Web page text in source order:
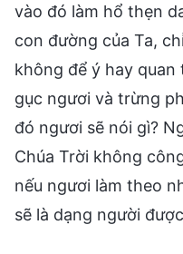
vào đó làm hổ thẹn
con đường của Ta,
không để ý hay quan
gục ngươi và trừng
đó ngươi sẽ nói gì?
Chúa Trời không
nếu ngươi làm theo
sẽ là dạng người